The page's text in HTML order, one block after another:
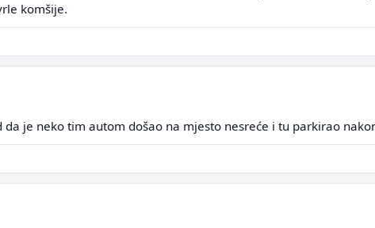
komšije.
da je neko tim autom došao na mjesto nesreće i tu parkirao